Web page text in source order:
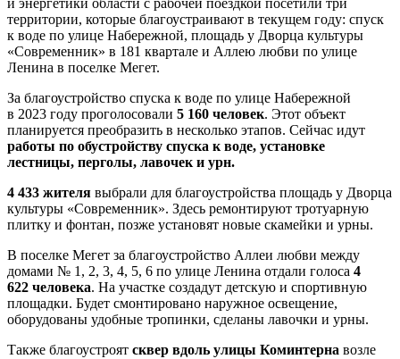
территории, которые благоустраивают в текущем году: спуск
к воде по улице Набережной, площадь у Дворца культуры
«Современник» в 181 квартале и Аллею любви по улице
Ленина в поселке Мегет.
За благоустройство спуска к воде по улице Набережной
в 2023 году проголосовали 5 160 человек. Этот объект
планируется преобразить в несколько этапов. Сейчас идут
работы по обустройству спуска к воде, установке
лестницы, перголы, лавочек и урн.
4 433 жителя выбрали для благоустройства площадь у Дворца
культуры «Современник». Здесь ремонтируют тротуарную
плитку и фонтан, позже установят новые скамейки и урны.
В поселке Мегет за благоустройство Аллеи любви между
домами № 1, 2, 3, 4, 5, 6 по улице Ленина отдали голоса 4
622 человека. На участке создадут детскую и спортивную
площадки. Будет смонтировано наружное освещение,
оборудованы удобные тропинки, сделаны лавочки и урны.
Также благоустроят сквер вдоль улицы Коминтерна возле